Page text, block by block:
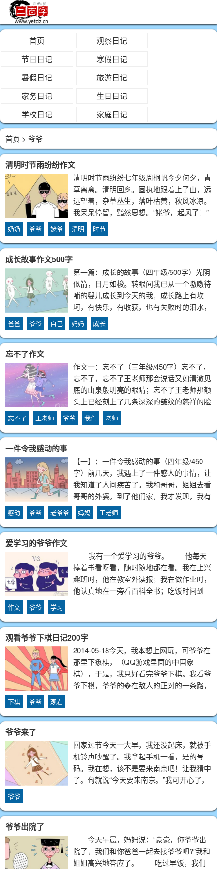
首页
观察日记
节日日记
寒假日记
暑假日记
旅游日记
家务日记
生日日记
学校日记
家庭日记
首页 > 爷爷
清明时节雨纷纷作文
清明时节雨纷纷七年级周桐帆今夕何夕，青
草离离。清明回乡。固执地跟着上了山，远
远望着，杂草丛生，落叶枯黄，秋风冰凉。
我呆呆停留，黯然思想。“姥爷，起风了！”
我碰了碰身前弓身蹬车的他。他抬头望了眼
天：“嗯，走了。”他紧握着车把，摇晃着身
子，用力，再歇息片刻，再起蹬。我摇晃着
奶奶 爷爷 姥爷 清明 时节
成长故事作文500字
第一篇：成长的故事（四年级/500字）光阴
似箭，日月如梭。转眼间我已从一个嗷嗷待
哺的婴儿成长到今天的我，成长路上有坎
坷，有快乐，有收获，也有失败时的泪水，
成功时的喜悦，今天，我来给你讲一讲吧！
有一次，我看到爸爸在卫生间里刮胡子，电
动刮胡刀发出了“嚓嚓”的声响，不一会儿，
爸爸 爷爷 自己 妈妈 成长
忘不了作文
作文一：忘不了（三年级/450字）忘不了，
忘不了，忘不了王老师那会说话又如清澈见
底的山泉般明亮的眼睛；忘不了王老师那额
头上已经刻上了几条深深的皱纹的慈祥的脸
庞；忘不了王老师那深夜在办公室忙碌的身
影，忘不了我们班的班主任姓王名帅玲，我
们看见她都会尊敬地称她为王老师。王老师
忘不了 王老师 爷爷 我们 老师
一件令我感动的事
【一】：一件令我感动的事（四年级/450
字）前几天，我遇上了一件感人的事情，让
我知道了人间疾苦了。我和哥哥，姐姐去看
哥哥的外婆。到了他们家，我才发现，我有
一个另外的哥哥，他们家并不富裕，我的另
外的哥哥，因为生产时缺氧了，于是就得了
一种病，走路的时候摇摇晃晃的，手也会摇
感动 爷爷 老爷爷 妈妈 王老师
爱学习的爷爷作文
我有一个爱学习的爷爷。 他每天
捧着书看呀看，随时随地都在看。我在上兴
趣班时，他在教室外读报；我在做作业时，
他认真地在一旁看百科全书；吃饭时间到
作文 爷爷 学习
观看爷爷下棋日记200字
2014-05-18 今天，我本想上网玩，可爷爷在
那里下象棋，（QQ游戏里面的中国象
棋），于是，我只好看完爷爷下棋。我看爷
爷下棋，爷爷的�在敌人的正对的一条路，
�呢。大概有过了几回合，我看爷爷
下棋 爷爷 观看
爷爷来了
回家过节今天一大早，我还没起床，就被手
机铃声吵醒了。我拿起手机一看，是的号
码。我在想，该不是要来南京吧！让我猜中
了。句就说“今天要来南京。”我可开心了，
“13：30到的。”我恨长一双翅膀一下子就
爷爷
爷爷出院了
今天早晨，妈妈说：“豪豪，你爷爷出
院了，我们和你爸爸一起去接爷爷吧?”我和
姐姐高兴地答应了。 吃过早饭，我们